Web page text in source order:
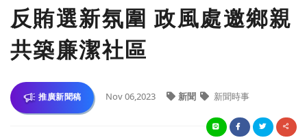
反賄選新氛圍 政風處邀鄉親
共築廉潔社區
推廣新聞稿 Nov 06,2023 新聞 新聞時事